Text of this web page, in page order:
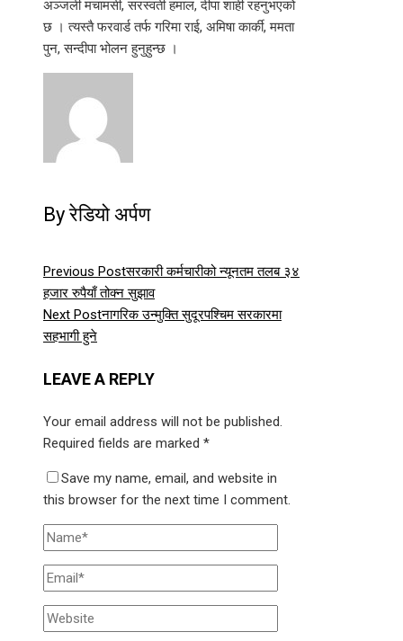
अञ्जली मचामसी, सरस्वती हमाल, दीपा शाही रहनुभएको
छ । त्यस्तै फरवार्ड तर्फ गरिमा राई, अमिषा कार्की, ममता
पुन, सन्दीपा भोलन हुनुहुन्छ ।
By रेडियो अर्पण
Previous Postसरकारी कर्मचारीको न्यूनतम तलब ३४
हजार रुपैयाँ तोक्न सुझाव
Next Postनागरिक उन्मुक्ति सुदूरपश्चिम सरकारमा
सहभागी हुने
LEAVE A REPLY
Your email address will not be published.
Required fields are marked *
Save my name, email, and website in
this browser for the next time I comment.